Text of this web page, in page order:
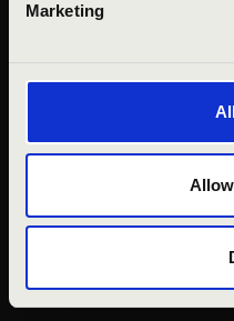
Marketing
© 2026